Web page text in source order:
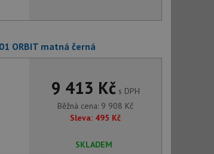
ORBIT matná černá
9 413 Kčs DPH
Běžná cena: 9 908 Kč
Sleva: 495 Kč
SKLADEM